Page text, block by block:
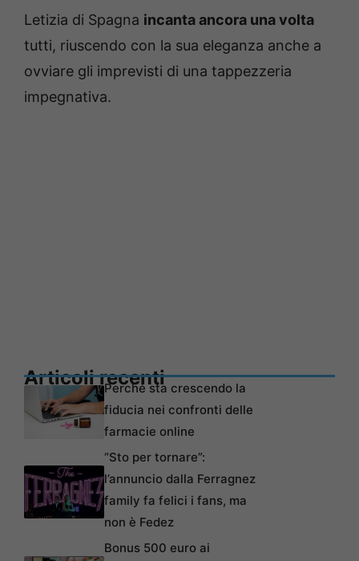
Letizia di Spagna incanta ancora una volta
tutti, riuscendo con la sua eleganza anche a
ovviare gli imprevisti di una tappezzeria
impegnativa.
Articoli recentiPerché sta crescendo la
fiducia nei confronti delle
farmacie online
“Sto per tornare”:
l’annuncio dalla Ferragnez
family fa felici i fans, ma
non è Fedez
Bonus 500 euro ai